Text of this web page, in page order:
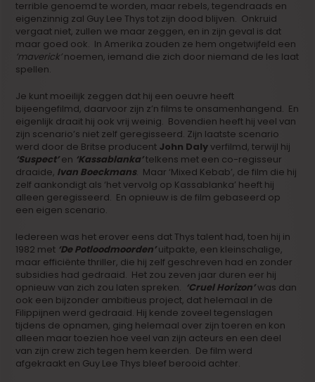
terrible genoemd te worden, maar rebels, tegendraads en
eigenzinnig zal Guy Lee Thys tot zijn dood blijven. Onkruid
vergaat niet, zullen we maar zeggen, en in zijn geval is dat
maar goed ook. In Amerika zouden ze hem ongetwijfeld een
‘maverick’noemen, iemand die zich door niemand de les laat
spellen.
Je kunt moeilijk zeggen dat hij een oeuvre heeft
bijeengefilmd, daarvoor zijn z’n films te onsamenhangend. En
eigenlijk draait hij ook vrij weinig. Bovendien heeft hij veel van
zijn scenario’s niet zelf geregisseerd. Zijn laatste scenario
werd door de Britse producent John Dalyverfilmd, terwijl hij
‘Suspect’en ‘Kassablanka’telkens met een co-regisseur
draaide, Ivan Boeckmans. Maar ‘Mixed Kebab’, de film die hij
zelf aankondigt als ‘het vervolg op Kassablanka’ heeft hij
alleen geregisseerd. En opnieuw is de film gebaseerd op
een eigen scenario.
Iedereen was het erover eens dat Thys talent had, toen hij in
1982 met ‘De Potloodmoorden’uitpakte, een kleinschalige,
maar efficiënte thriller, die hij zelf geschreven had en zonder
subsidies had gedraaid. Het zou zeven jaar duren eer hij
opnieuw van zich zou laten spreken. ‘Cruel Horizon’was dan
ook een bijzonder ambitieus project, dat helemaal in de
Filippijnen werd gedraaid. Hij kende zoveel tegenslagen
tijdens de opnamen, ging helemaal over zijn toeren en kon
alleen maar toezien hoe veel van zijn acteurs en een deel
van zijn crew zich tegen hem keerden. De film werd
afgekraakt en Guy Lee Thys bleef berooid achter.